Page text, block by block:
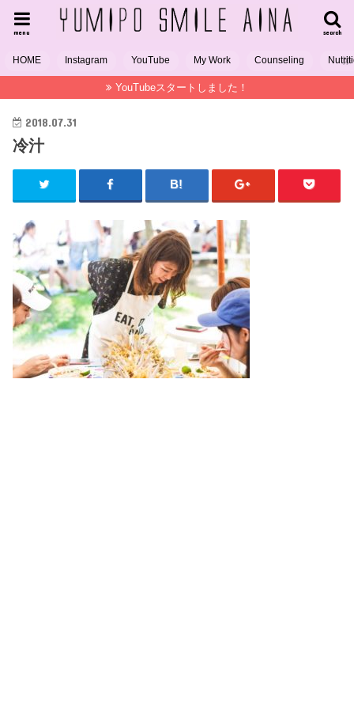
search
menu
HOME Instagram YouTube My Work Counseling
YouTubeスタートしました！
2018.07.31
冷汁